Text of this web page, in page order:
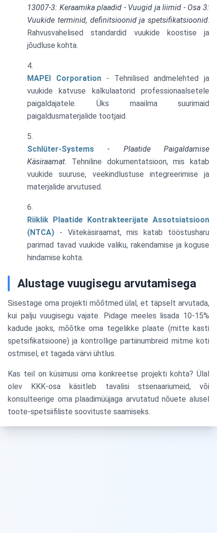
13007-3: Keraamika plaadid - Vuugid ja liimid - Osa 3:
Vuukide terminid, definitsioonid ja spetsifikatsioonid.
Rahvusvahelised standardid vuukide koostise ja
jõudluse kohta.
MAPEI Corporation- Tehnilised andmelehted ja
vuukide katvuse kalkulaatorid professionaalsetele
paigaldajatele. Üks maailma suurimaid
paigaldusmaterjalide tootjaid.
Schlüter-Systems - Plaatide Paigaldamise
Käsiraamat. Tehniline dokumentatsioon, mis katab
vuukide suuruse, veekindlustuse integreerimise ja
materjalide arvutused.
Riiklik Plaatide Kontrakteerijate Assotsiatsioon
(NTCA) - Viitekäsiraamat, mis katab tööstusharu
parimad tavad vuukide valiku, rakendamise ja koguse
hindamise kohta.
Alustage vuugisegu arvutamisega
Sisestage oma projekti mõõtmed ülal, et täpselt arvutada,
kui palju vuugisegu vajate. Pidage meeles lisada 10-15%
kadude jaoks, mõõtke oma tegelikke plaate (mitte kasti
spetsifikatsioone) ja kontrollige partiinumbreid mitme koti
ostmisel, et tagada värvi ühtlus.
Kas teil on küsimusi oma konkreetse projekti kohta? Ülal
olev KKK-osa käsitleb tavalisi stsenaariumeid, või
konsulteerige oma plaadimüüjaga arvutatud nõuete alusel
toote-spetsiifiliste soovituste saamiseks.